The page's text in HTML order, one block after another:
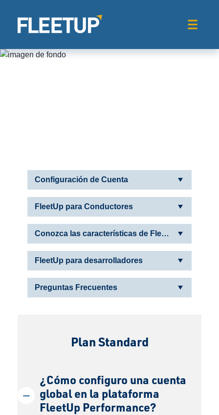
Configuración de Cuenta
FleetUp para Conductores
Conozca las características de FleetUp
FleetUp para desarrolladores
Preguntas Frecuentes
Plan Standard
¿Cómo configuro una cuenta
global en la plataforma
FleetUp Performance?